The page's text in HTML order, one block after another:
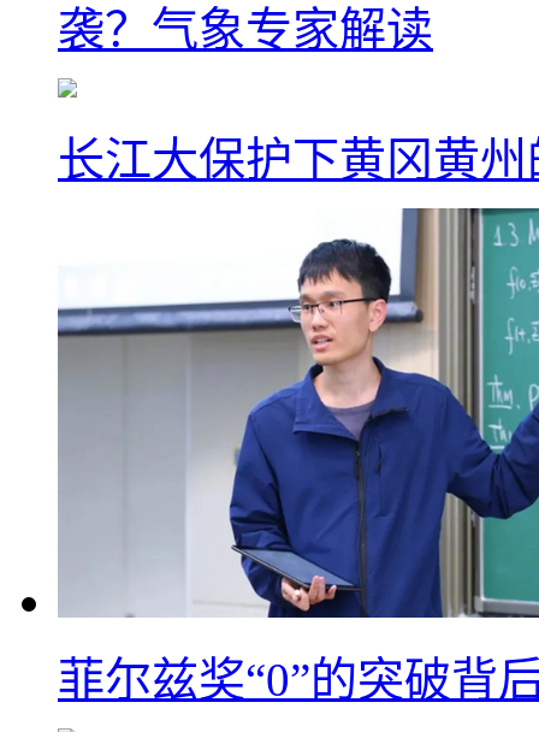
袭？气象专家解读
长江大保护下黄冈黄
菲尔兹奖“0”的突破背